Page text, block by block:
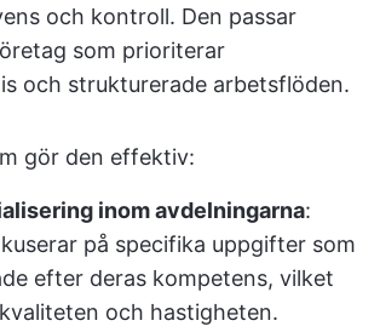
och kontroll. Den passar
som prioriterar
och strukturerade arbetsflöden.
gör den effektiv:
inom avdelningarna:
på specifika uppgifter som
efter deras kompetens, vilket
och hastigheten.